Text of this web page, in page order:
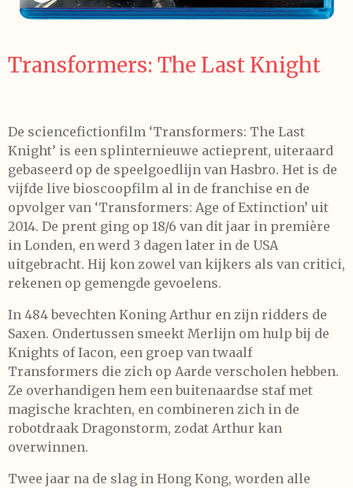
Transformers: The Last Knight
De sciencefictionfilm ‘Transformers: The Last
Knight’ is een splinternieuwe actieprent, uiteraard
gebaseerd op de speelgoedlijn van Hasbro. Het is de
vijfde live bioscoopfilm al in de franchise en de
opvolger van ‘Transformers: Age of Extinction’ uit
2014. De prent ging op 18/6 van dit jaar in première
in Londen, en werd 3 dagen later in de USA
uitgebracht. Hij kon zowel van kijkers als van critici,
rekenen op gemengde gevoelens.
In 484 bevechten Koning Arthur en zijn ridders de
Saxen. Ondertussen smeekt Merlijn om hulp bij de
Knights of Iacon, een groep van twaalf
Transformers die zich op Aarde verscholen hebben.
Ze overhandigen hem een buitenaardse staf met
magische krachten, en combineren zich in de
robotdraak Dragonstorm, zodat Arthur kan
overwinnen.
Twee jaar na de slag in Hong Kong, worden alle